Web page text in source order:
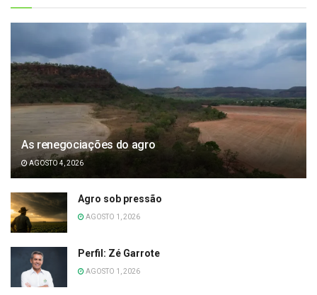
As renegociações do agro
AGOSTO 4, 2026
Agro sob pressão
AGOSTO 1, 2026
Perfil: Zé Garrote
AGOSTO 1, 2026